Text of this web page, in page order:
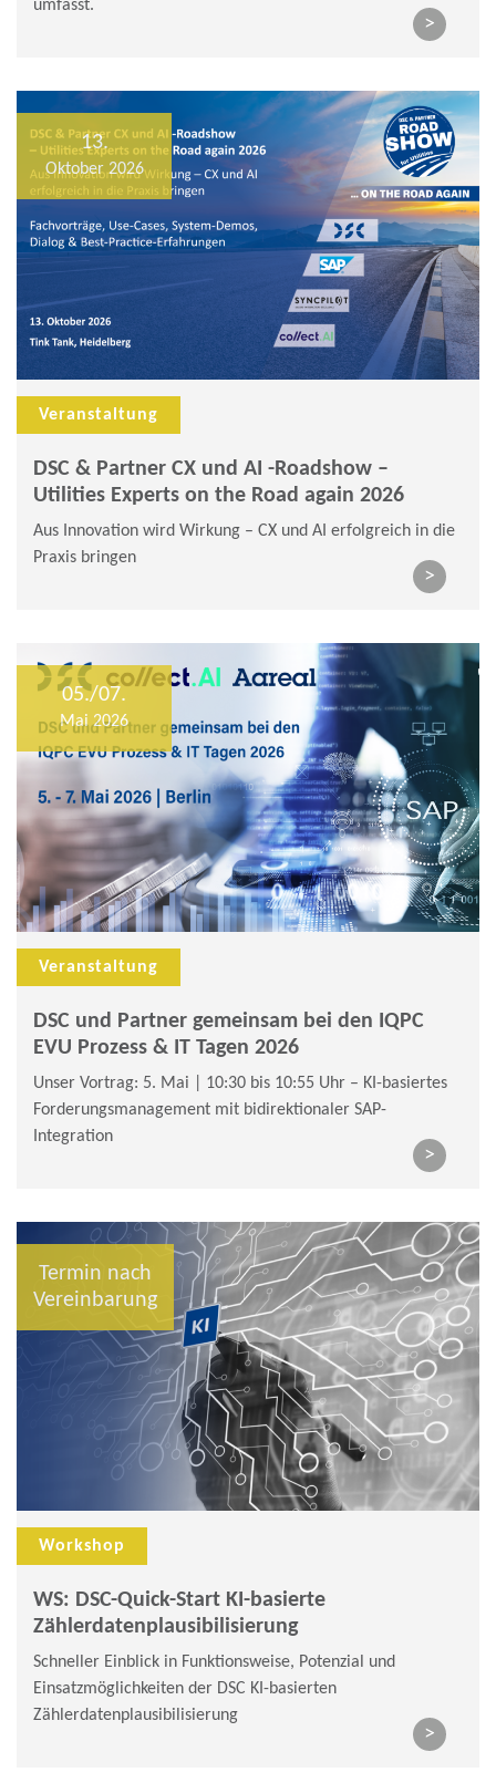
umfasst.
>
13.
Oktober 2026
Veranstaltung
DSC & Partner CX und AI -Roadshow –
Utilities Experts on the Road again 2026
Aus Innovation wird Wirkung – CX und AI erfolgreich in die
Praxis bringen​
>
05./07.
Mai 2026
Veranstaltung
DSC und Partner gemeinsam bei den IQPC
EVU Prozess & IT Tagen 2026
Unser Vortrag: 5. Mai | 10:30 bis 10:55 Uhr – KI-basiertes
Forderungsmanagement mit bidirektionaler SAP-
Integration
>
Termin nach
Vereinbarung
Workshop
WS: DSC-Quick-Start KI-basierte
Zählerdatenplausibilisierung
Schneller Einblick in Funktionsweise, Potenzial und
Einsatzmöglichkeiten der DSC KI-basierten
Zählerdatenplausibilisierung
>